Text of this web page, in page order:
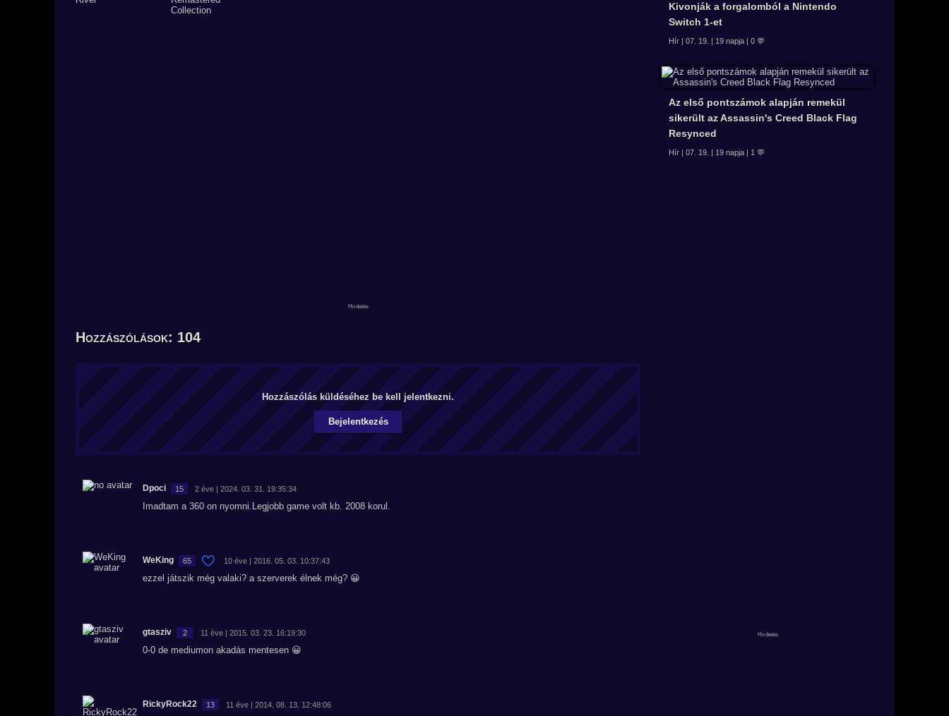
Hozzászólások: 104
Hozzászólás küldéséhez be kell jelentkezni.
Bejelentkezés
Dpoci 15 2 éve | 2024. 03. 31. 19:35:34
Imadtam a 360 on nyomni.Legjobb game volt kb. 2008 korul.
WeKing 65 10 éve | 2016. 05. 03. 10:37:43
ezzel játszik még valaki? a szerverek élnek még? 😀
gtasziv 2 11 éve | 2015. 03. 23. 16:19:30
0-0 de mediumon akadás mentesen 😀
RickyRock22 13 11 éve | 2014. 08. 13. 12:48:06
Kivonják a forgalomból a Nintendo
Switch 1-et
Hír | 07. 19. | 19 napja | 0 💬
Az első pontszámok alapján remekül
sikerült az Assassin's Creed Black Flag
Resynced
Hír | 07. 19. | 19 napja | 1 💬